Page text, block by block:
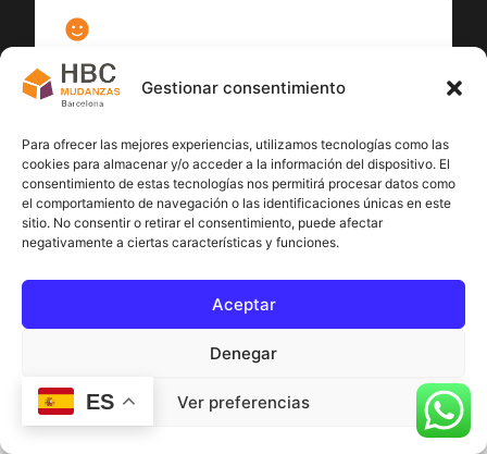
Gestionar consentimiento
Para ofrecer las mejores experiencias, utilizamos tecnologías como las
cookies para almacenar y/o acceder a la información del dispositivo. El
consentimiento de estas tecnologías nos permitirá procesar datos como
el comportamiento de navegación o las identificaciones únicas en este
sitio. No consentir o retirar el consentimiento, puede afectar
negativamente a ciertas características y funciones.
Aceptar
Denegar
Ver preferencias
100
ES